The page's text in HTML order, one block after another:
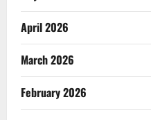
April 2026
March 2026
February 2026